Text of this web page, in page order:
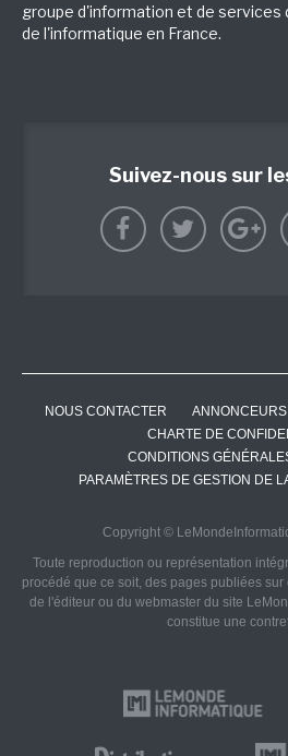
groupe d'information et de services
de l'informatique en France.
Suivez-nous sur
NOUS CONTACTER ANNONCEURS
CHARTE DE
CONDITIONS
PARAMÈTRES DE GESTION DE
Copyright ©
Toute reproduction ou représentation
procédé que ce soit, des pages publiées
de l'éditeur ou du webmaster du site
constitue une